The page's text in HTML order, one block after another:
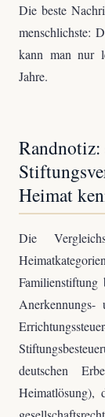
Die beste
menschlichste:
kann man nur
Jahre.
Randnotiz:
Heimat
Die
deutschen
Heimatlösung),